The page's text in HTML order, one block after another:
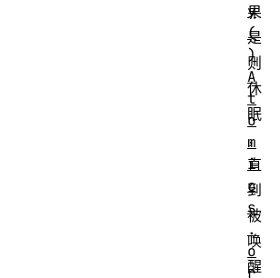
果
是
则
休
眠
，
直
到
被
唤
醒
y
(
)
A
t
o
m
i
c
s
.
o
r